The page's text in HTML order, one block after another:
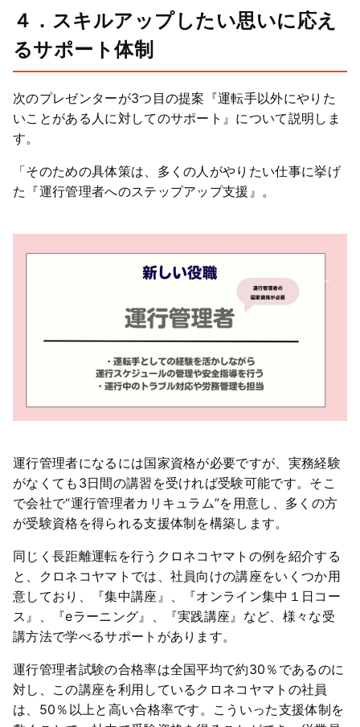
４．スキルアップしたい思いに応え
るサポート体制
次のプレゼンターが3つ目の提案『運転手以外にやりた
いことがある人に対してのサポート』について説明しま
す。
「そのための具体策は、多くの人がやりたい仕事に挙げ
た『運行管理者へのステップアップ支援』。
運行管理者になるには国家資格が必要ですが、実務経験
がなくても3日間の講習を受ければ受験可能です。そこ
で会社で“運行管理者カリキュラム”を用意し、多くの方
が受験資格を得られる支援体制を構築します。
同じく長距離運転を行うクロネコヤマトの例を紹介する
と、クロネコヤマトでは、社員向けの講座をいくつか用
意しており、『集中講座』、『オンライン集中１日コー
ス』、『eラーニング』、『実践講座』など、様々な受
講方法で学べるサポートがあります。
運行管理者試験の合格率は全国平均で約30％であるのに
対し、この講座を利用しているクロネコヤマトの社員
は、50％以上と高い合格率です。こういった支援体制を